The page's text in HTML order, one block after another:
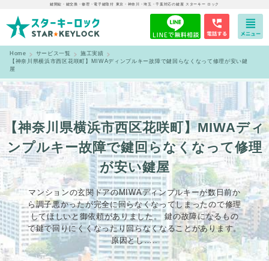
鍵開錠・鍵交換・修理・電子鍵取付 東京・神奈川・埼玉・千葉対応の鍵屋 スターキー ロック
Home サービス一覧
施工実績
【神奈川県横浜市西区花咲町】MIWAディンプルキー故障で鍵回らなくなって修理が安い鍵
屋
【神奈川県横浜市西区花咲町】MIWAディ
ンプルキー故障で鍵回らなくなって修理
が安い鍵屋
マンションの玄関ドアのMIWAディンプルキーが数日前か
ら調子悪かったが完全に回らなくなってしまったので修理
してほしいと御依頼がありました。 鍵の故障になるもの
で鍵で回りにくくなったり回らなくなることがあります。
原因とし…..